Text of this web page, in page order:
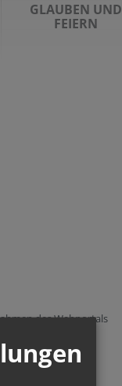
GLAUBEN UND
FEIERN
des Webportals